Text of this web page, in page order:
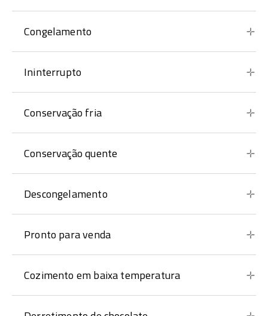
Congelamento
Ininterrupto
Conservação fria
Conservação quente
Descongelamento
Pronto para venda
Cozimento em baixa temperatura